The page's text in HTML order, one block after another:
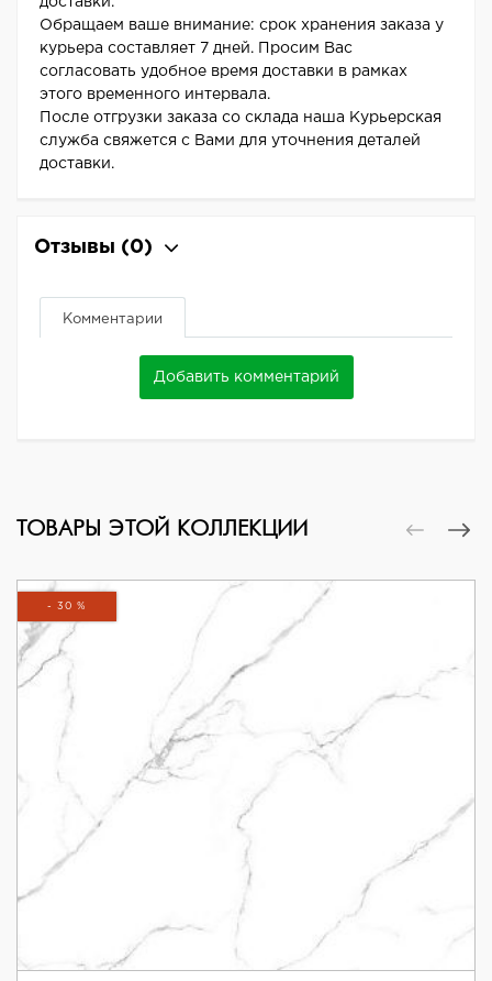
Обращаем ваше внимание: срок хранения заказа у
курьера составляет 7 дней. Просим Вас
согласовать удобное время доставки в рамках
этого временного интервала.
После отгрузки заказа со склада наша Курьерская
служба свяжется с Вами для уточнения деталей
доставки.
Отзывы (0)
Комментарии
Добавить комментарий
ТОВАРЫ ЭТОЙ КОЛЛЕКЦИИ
- 30 %